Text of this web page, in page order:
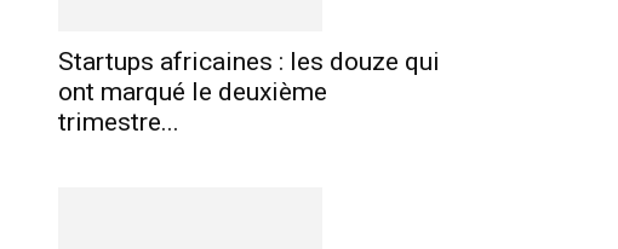
Startups africaines : les douze qui
ont marqué le deuxième
trimestre...